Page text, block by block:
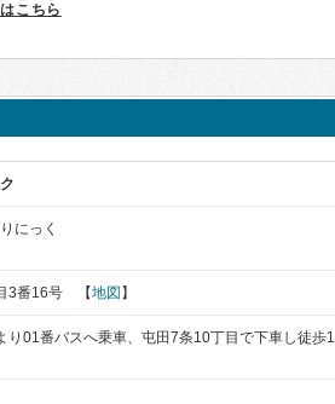
こちら
にっく
3番16号 【地図 】
01番バスへ乗車、屯田7条10丁目で下車し徒歩1